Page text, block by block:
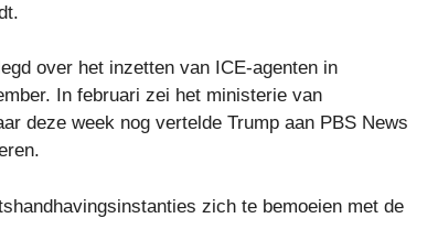
over het inzetten van ICE-agenten in
In februari zei het ministerie van
deze week nog vertelde Trump aan PBS News
zich te bemoeien met de